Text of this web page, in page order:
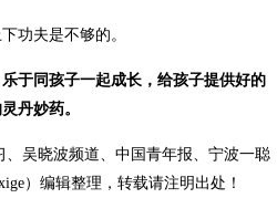
功夫是不够的。
于同孩子一起成长，给孩子提供好的
丹妙药。
吴晓波频道、中国青年报、宁波一聪
）编辑整理，转载请注明出处！